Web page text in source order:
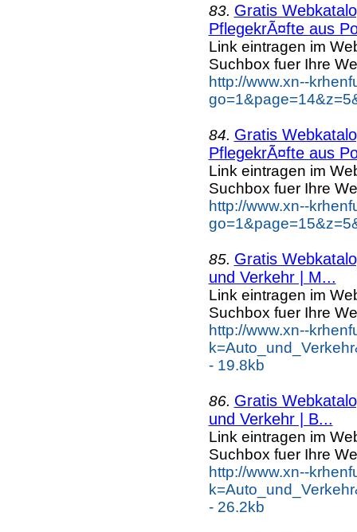
83. Gratis
PflegekrÃ¤fte aus
Link eintragen im
Suchbox fuer Ihre
http://www.xn--
84. Gratis
PflegekrÃ¤fte aus
Link eintragen im
Suchbox fuer Ihre
http://www.xn--
85. Gratis
und Verkehr | M...
Link eintragen im
Suchbox fuer Ihre
http://www.xn--
- 19.8kb
86. Gratis
und Verkehr | B...
Link eintragen im
Suchbox fuer Ihre
http://www.xn--
- 26.2kb